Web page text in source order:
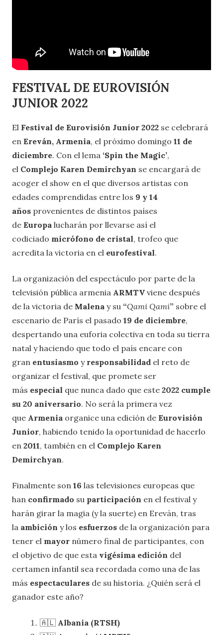
FESTIVAL DE EUROVISIÓN
JUNIOR 2022
El Festival de Eurovisión Junior 2022 se celebrará
en Ereván, Armenia, el próximo domingo 11 de
diciembre. Con el lema ‘Spin the Magic’,
el Complejo Karen Demirchyan se encargará de
acoger el show en el que diversos artistas con
edades comprendidas entre los 9 y 14
años provenientes de distintos países
de Europa lucharán por llevarse así el
codiciado micrófono de cristal, trofeo que
acredita la victoria en el eurofestival.
La organización del espectáculo por parte de la
televisión pública armenia ARMTV viene después
de la victoria de Malena y su “Qami Qami” sobre el
escenario de París el pasado 19 de diciembre,
despertando una euforia colectiva en toda su tierra
natal y haciendo que todo el país encare con
gran entusiasmo y responsabilidad el reto de
organizar el festival, que promete ser
más especial que nunca dado que este 2022 cumple
su 20 aniversario. No será la primera vez
que Armenia organice una edición de Eurovisión
Junior, habiendo tenido la oportunidad de hacerlo
en 2011, también en el Complejo Karen
Demirchyan.
Finalmente son 16 las televisiones europeas que
han confirmado su participación en el festival y
harán girar la magia (y la suerte) en Ereván, tras
la ambición y los esfuerzos de la organización para
tener el mayor número final de participantes, con
el objetivo de que esta vigésima edición del
certamen infantil sea recordada como una de las
más espectaculares de su historia. ¿Quién será el
ganador este año?
🇦🇱 Albania (RTSH)